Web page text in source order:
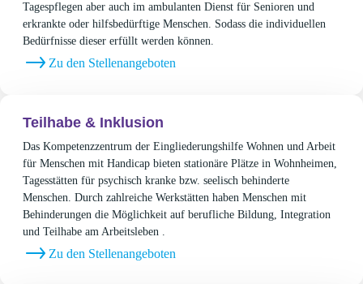
Tagespflegen aber auch im ambulanten Dienst für Senioren und
erkrankte oder hilfsbedürftige Menschen. Sodass die individuellen
Bedürfnisse dieser erfüllt werden können.
Zu den Stellenangeboten
Teilhabe & Inklusion
Das Kompetenzzentrum der Eingliederungshilfe Wohnen und Arbeit
für Menschen mit Handicap bieten stationäre Plätze in Wohnheimen,
Tagesstätten für psychisch kranke bzw. seelisch behinderte
Menschen. Durch zahlreiche Werkstätten haben Menschen mit
Behinderungen die Möglichkeit auf berufliche Bildung, Integration
und Teilhabe am Arbeitsleben .
Zu den Stellenangeboten